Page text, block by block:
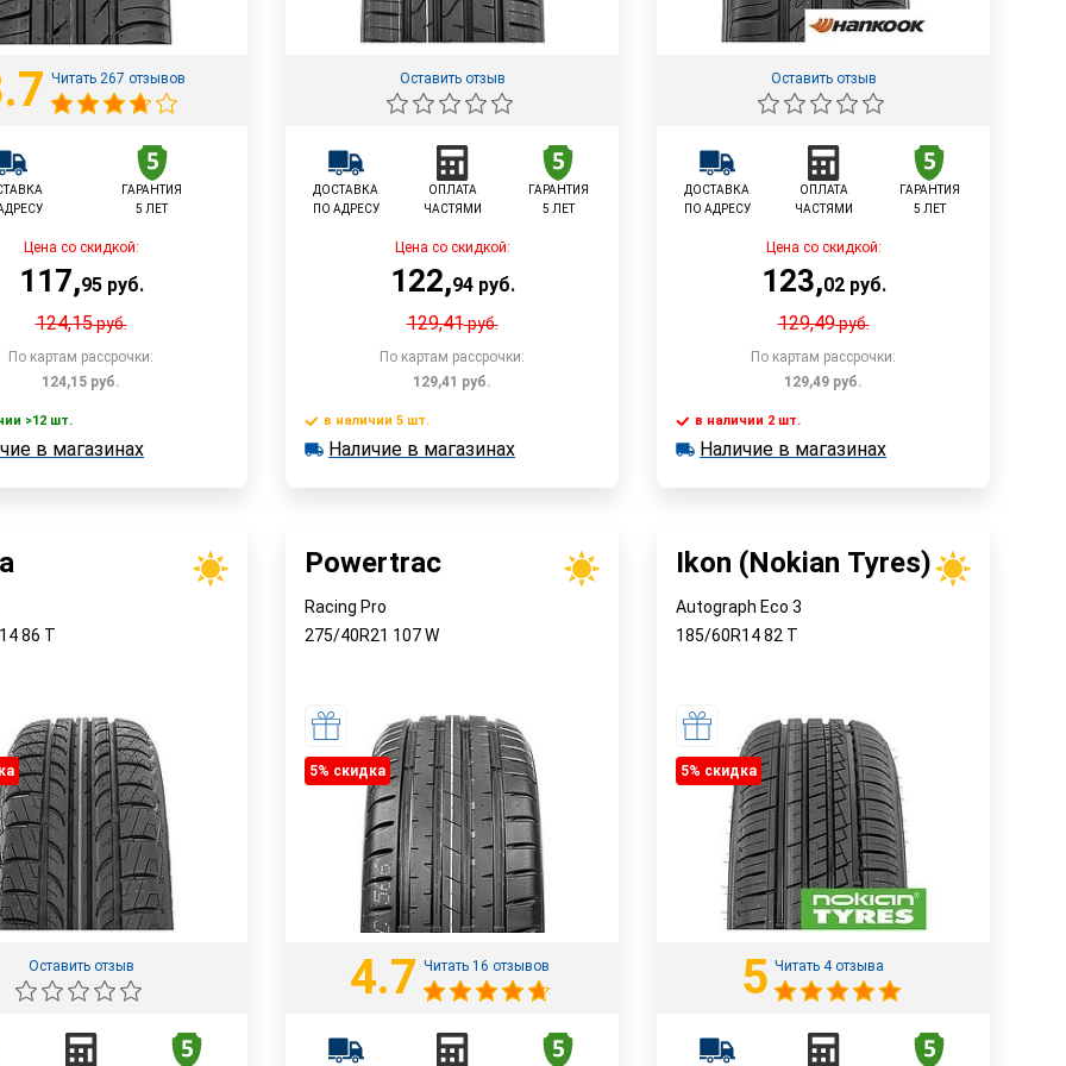
Читать 267 отзывов
ГАРАНТИЯ
5 ЛЕТ
Цена со скидкой:
117,95руб.
124,15руб.
По картам рассрочки:
124,15 руб.
В корзину
шт.
>12 шт.
в магазинах
Оставить отзыв
ДОСТАВКА
ПО АДРЕСУ
ОПЛАТА
ЧАСТЯМИ
ГАРАНТИЯ
5 ЛЕТ
Цена со скидкой:
122,94руб.
129,41руб.
По картам рассрочки:
129,41 руб.
В корзину
в наличии 5 шт.
в наличии 5 шт.
Наличие в магазинах
Оставить отзыв
ДОСТАВКА
ПО АДРЕСУ
ОПЛАТА
ЧАСТЯМИ
ГАРАНТИЯ
5 ЛЕТ
Цена со скидкой:
123,02руб.
129,49руб.
По картам рассрочки:
129,49 руб.
В корзину
в наличии 2 шт.
в наличии 2 шт.
Наличие в магазинах
86 T
Оставить отзыв
Powertrac
Racing Pro
275/40R21 107W
5% cкидка
4.7 Читать 16 отзывов
Ikon (Nokian Tyres)
Autograph Eco 3
185/60R1482 T
5% cкидка
5 Читать 4 отзыва